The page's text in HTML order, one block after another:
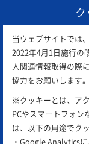
アスエコ会員
当ウェブサイトでは
2022年4月1日施行の
人関連情報取得の際
協力をお願いします。
※クッキーとは、ア
PCやスマートフォン
は、以下の用途でク
・Google Analytics